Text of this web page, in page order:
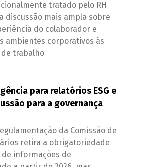
tratado pelo RH
discussão mais ampla sobre
do colaborador e
ambientes corporativos às
de trabalho
para relatórios ESG e
para a governança
da Comissão de
retira a obrigatoriedade
de informações de